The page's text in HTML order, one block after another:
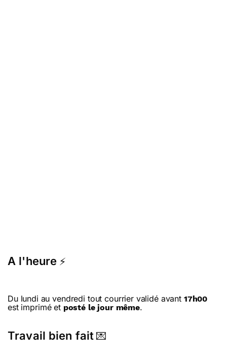
A l'heure ⚡
Du lundi au vendredi tout courrier validé avant 17h00
est imprimé et posté le jour même.
Travail bien fait 💌